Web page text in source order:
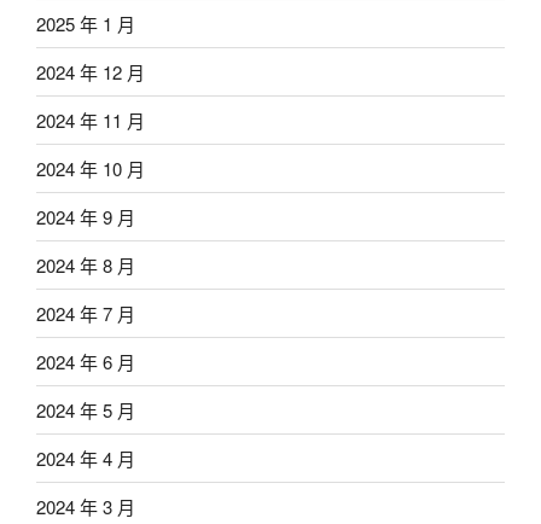
2025 年 1 月
2024 年 12 月
2024 年 11 月
2024 年 10 月
2024 年 9 月
2024 年 8 月
2024 年 7 月
2024 年 6 月
2024 年 5 月
2024 年 4 月
2024 年 3 月